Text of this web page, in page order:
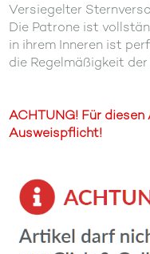
Versiegelter
Die Patrone ist
in ihrem Inneren ist
die Regelmäßigkeit
ACHTUNG! Für
Ausweispflicht!